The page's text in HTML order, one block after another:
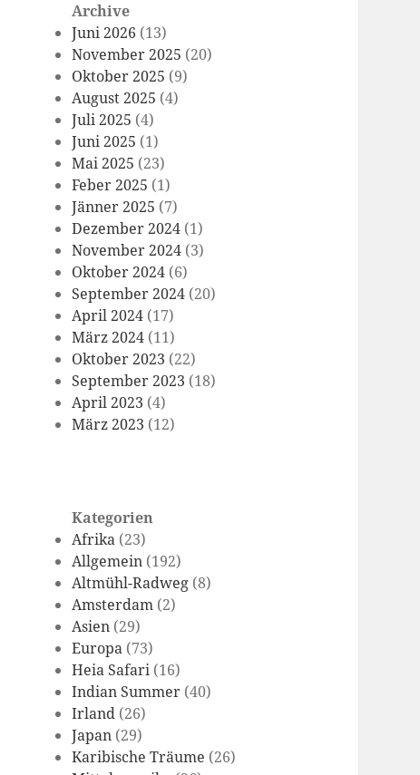
Archive
Juni 2026 (13)
November 2025 (20)
Oktober 2025 (9)
August 2025 (4)
Juli 2025 (4)
Juni 2025 (1)
Mai 2025 (23)
Feber 2025 (1)
Jänner 2025 (7)
Dezember 2024 (1)
November 2024 (3)
Oktober 2024 (6)
September 2024 (20)
April 2024 (17)
März 2024 (11)
Oktober 2023 (22)
September 2023 (18)
April 2023 (4)
März 2023 (12)
Kategorien
Afrika (23)
Allgemein (192)
Altmühl-Radweg (8)
Amsterdam (2)
Asien (29)
Europa (73)
Heia Safari (16)
Indian Summer (40)
Irland (26)
Japan (29)
Karibische Träume (26)